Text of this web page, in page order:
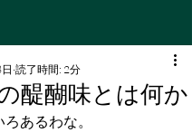
醍醐味とは何か
読了時間: 2分
あるわな。